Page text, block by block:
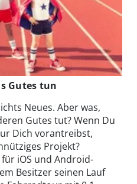
Gutes tun
Neues. Aber was,
Gutes tut? Wenn Du
Dich vorantreibst,
Projekt?
iOS und Android-
Besitzer seinen Lauf